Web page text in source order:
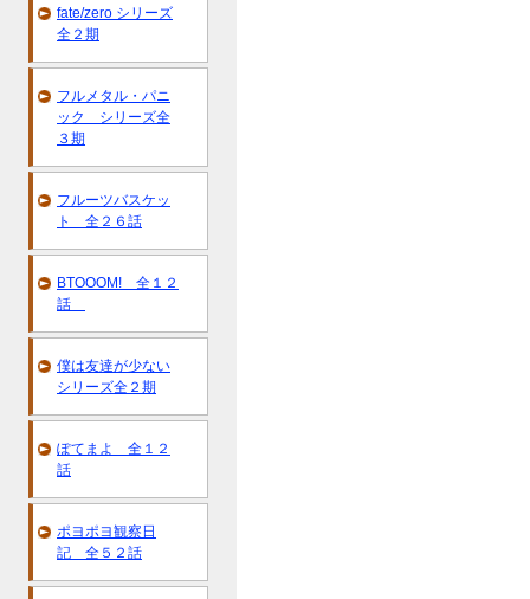
fate/zero シリーズ
全２期
フルメタル・パニ
ック シリーズ全
３期
フルーツバスケッ
ト 全２６話
BTOOOM! 全１２
話
僕は友達が少ない
シリーズ全２期
ぽてまよ 全１２
話
ポヨポヨ観察日
記 全５２話